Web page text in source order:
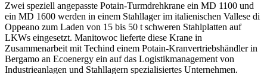
Zwei speziell angepasste Potain-Turmdrehkrane ein MD 1100 und
ein MD 1600 werden in einem Stahllager im italienischen Vallese di
Oppeano zum Laden von 15 bis 50 t schweren Stahlplatten auf
LKWs eingesetzt. Manitowoc lieferte diese Krane in
Zusammenarbeit mit Techind einem Potain-Kranvertriebshändler in
Bergamo an Ecoenergy ein auf das Logistikmanagement von
Industrieanlagen und Stahllagern spezialisiertes Unternehmen.